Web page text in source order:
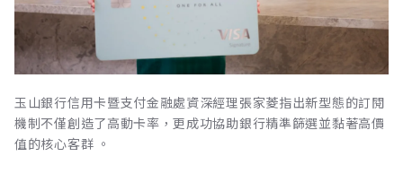
玉山銀行信用卡暨支付金融處資深經理張家菱指出新型態的訂閱
機制不僅創造了高動卡率，更成功協助銀行精準篩選並黏著高價
值的核心客群 。